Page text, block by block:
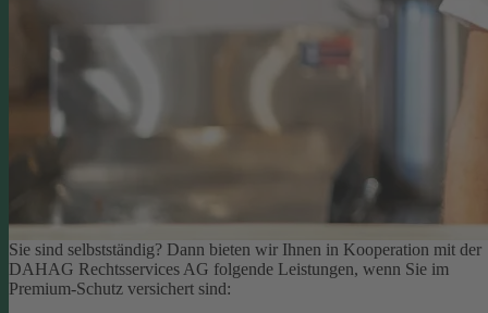
Sie sind selbstständig? Dann bieten wir Ihnen in Kooperation mit der
DAHAG Rechtsservices AG folgende Leistungen, wenn Sie im
Premium-Schutz versichert sind: